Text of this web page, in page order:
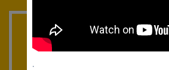
.